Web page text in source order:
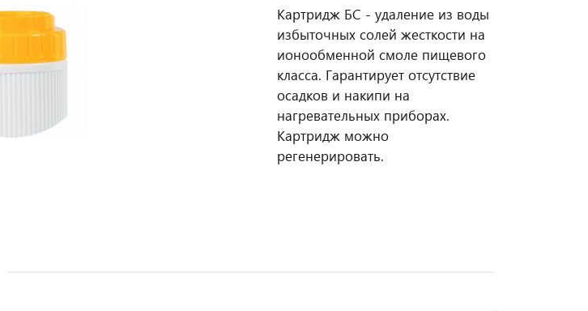
Картридж БС - удаление из воды
избыточных солей жесткости на
ионообменной смоле пищевого
класса. Гарантирует отсутствие
осадков и накипи на
нагревательных приборах.
Картридж можно
регенерировать.